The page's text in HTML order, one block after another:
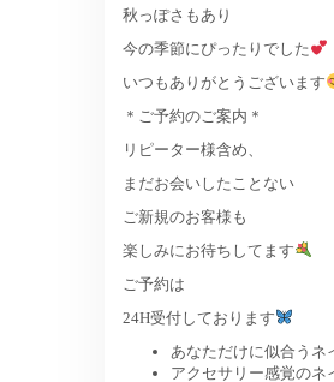
秋っぽさもあり
今の季節にぴったりでした
いつもありがとうございます
＊ご予約のご案内＊
リピーター様含め、
まだお会いしたことない
ご新規のお客様も
楽しみにお待ちしてます
ご予約は
24H受付しております
あなただけに似合うネ
アクセサリー感覚のネ